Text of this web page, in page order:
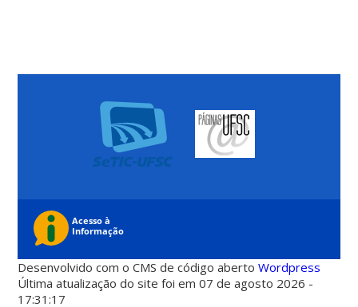
Desenvolvido com o CMS de código abertoWordpress
Última atualização do site foi em 07 de agosto 2026 -
17:31:17